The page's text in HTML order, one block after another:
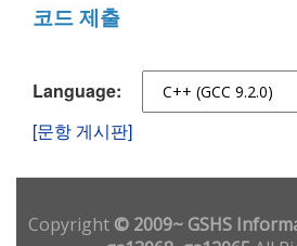
코드 제출
Language:
[문항 게시판]
Copyright© 2009~ GSHS